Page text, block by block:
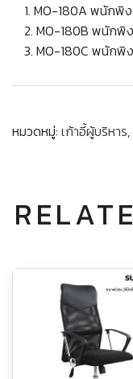
MO-180A พนักพิง
MO-180B พนักพิง
MO-180C พนักพิ
หมวดหมู่: เก้าอี้ผู้บริหาร,